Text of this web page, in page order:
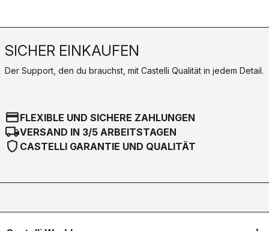
SICHER EINKAUFEN
Der Support, den du brauchst, mit Castelli Qualität in jedem Detail.
credit_cardFLEXIBLE UND SICHERE ZAHLUNGEN
local_shippingVERSAND IN 3/5 ARBEITSTAGEN
shield CASTELLI GARANTIE UND QUALITÄT